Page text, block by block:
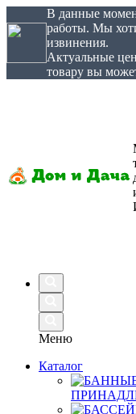
В данные
работы. Мы
извинения.
Актуальные
товару вы
Меню
Каталог